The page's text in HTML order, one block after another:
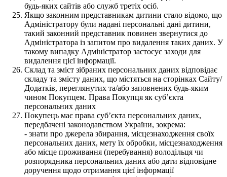
будь-яких сайтів або служб третіх осіб.
Якщо законним представникам дитини стало відомо, що
Адміністратору були надані персональні дані дитини,
такий законний представник повинен звернутися до
Адміністратора із запитом про видалення таких даних. У
такому випадку Адміністратор застосує заходи для
видалення цієї інформації.
Склад та зміст зібраних персональних даних відповідає
складу та змісту даних, що містяться на сторінках Сайту/
Додатків, переглянутих та/або заповнених будь-яким
чином Покупцем. Права Покупця як суб’єкта
персональних даних
Покупець має права суб’єкта персональних даних,
передбачені законодавством України, зокрема:
- знати про джерела збирання, місцезнаходження своїх
персональних даних, мету їх обробки, місцезнаходження
або місце проживання (перебування) володільця чи
розпорядника персональних даних або дати відповідне
доручення щодо отримання цієї інформації